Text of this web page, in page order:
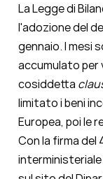
La Legge di
l'adozione del
gennaio. I mesi
accumulato per
cosiddetta
limitato i beni
Europea, poi le
Con la firma del